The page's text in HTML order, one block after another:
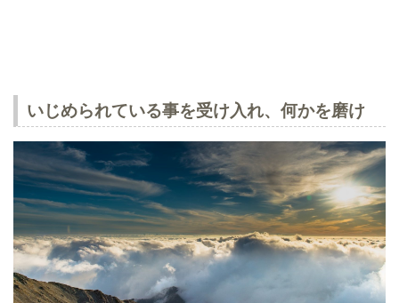
いじめられている事を受け入れ、何かを磨け